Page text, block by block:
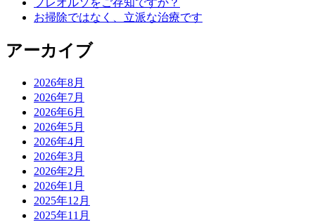
お掃除ではなく、立派な治療です
アーカイブ
2026年8月
2026年7月
2026年6月
2026年5月
2026年4月
2026年3月
2026年2月
2026年1月
2025年12月
2025年11月